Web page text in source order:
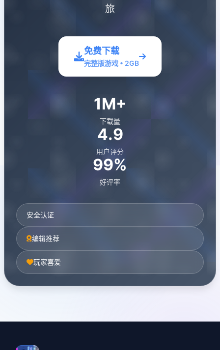
旅
免费下载
完整版游戏 • 2GB
1M+
下载量
4.9
用户评分
99%
好评率
安全认证
编辑推荐
玩家喜爱